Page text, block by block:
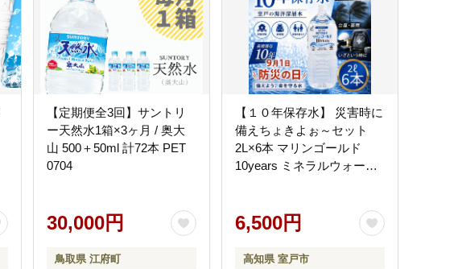
【定期便全3回】サントリ
ー天然水1箱×3ヶ月 / 奥大
山 500＋50ml 計72本 PET
0704
30,000円
鳥取県 江府町
【１０年保存水】 災害時に
備えちょきよぉ～セット
2L×6本 マリンゴールド
10years ミネラルウォータ
6,500円
高知県 室戸市